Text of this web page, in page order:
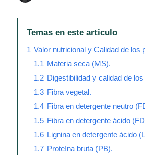
Temas en este articulo
1 Valor nutricional y Calidad de los
1.1 Materia seca (MS).
1.2 Digestibilidad y calidad de
1.3 Fibra vegetal.
1.4 Fibra en detergente neutro
1.5 Fibra en detergente ácido
1.6 Lignina en detergente ácido
1.7 Proteína bruta (PB).